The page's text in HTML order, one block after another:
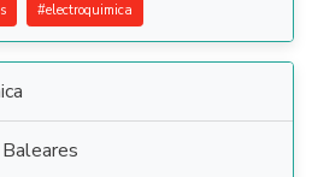
#electroquimica